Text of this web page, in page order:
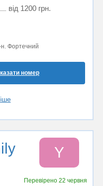
від 1200 грн.
н. Фортечний
номер
Y
Перевірено22 червня